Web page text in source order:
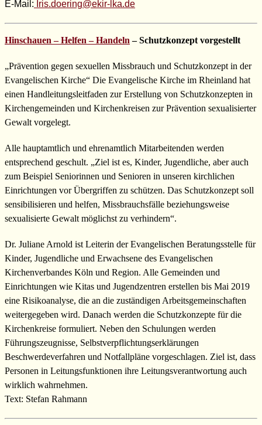
E-Mail: Iris.doering@ekir-lka.de
Hinschauen – Helfen – Handeln – Schutzkonzept vorgestellt
„Prävention gegen sexuellen Missbrauch und Schutzkonzept in der
Evangelischen Kirche“ Die Evangelische Kirche im Rheinland hat
einen Handleitungsleitfaden zur Erstellung von Schutzkonzepten in
Kirchengemeinden und Kirchenkreisen zur Prävention sexualisierter
Gewalt vorgelegt.
Alle hauptamtlich und ehrenamtlich Mitarbeitenden werden
entsprechend geschult. „Ziel ist es, Kinder, Jugendliche, aber auch
zum Beispiel Seniorinnen und Senioren in unseren kirchlichen
Einrichtungen vor Übergriffen zu schützen. Das Schutzkonzept soll
sensibilisieren und helfen, Missbrauchsfälle beziehungsweise
sexualisierte Gewalt möglichst zu verhindern“.
Dr. Juliane Arnold ist Leiterin der Evangelischen Beratungsstelle für
Kinder, Jugendliche und Erwachsene des Evangelischen
Kirchenverbandes Köln und Region. Alle Gemeinden und
Einrichtungen wie Kitas und Jugendzentren erstellen bis Mai 2019
eine Risikoanalyse, die an die zuständigen Arbeitsgemeinschaften
weitergegeben wird. Danach werden die Schutzkonzepte für die
Kirchenkreise formuliert. Neben den Schulungen werden
Führungszeugnisse, Selbstverpflichtungserklärungen
Beschwerdeverfahren und Notfallpläne vorgeschlagen. Ziel ist, dass
Personen in Leitungsfunktionen ihre Leitungsverantwortung auch
wirklich wahrnehmen.
Text: Stefan Rahmann